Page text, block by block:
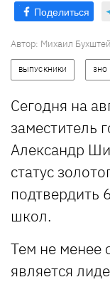
Поделиться
Автор: Михаил
ВЫПУСКНИКИ ЗНО
Сегодня на
заместитель
Александр
статус
подтвердить
школ.
Тем не менее
является